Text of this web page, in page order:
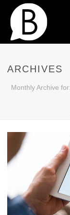
ARCHIVES
Monthly Archive